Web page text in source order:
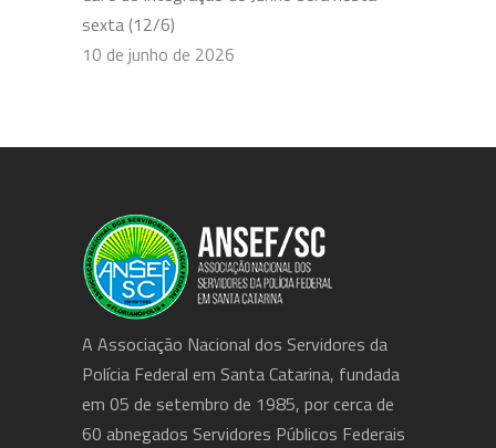
sexta (12/6)
10 de junho de 2026
A Associação Nacional dos Servidores da
Polícia Federal em Santa Catarina, fundada
em 05 de setembro de 1985, por cerca de
60 abnegados Servidores Públicos Federais